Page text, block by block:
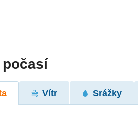
Vítr Srážky